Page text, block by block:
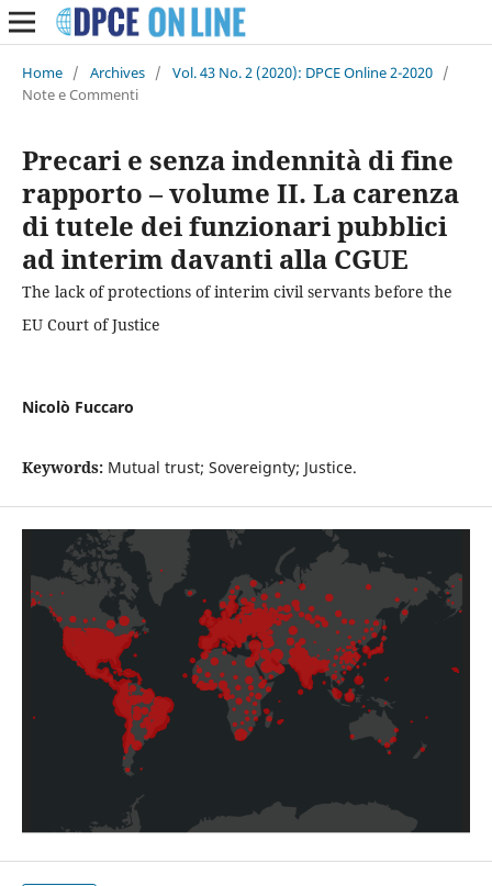
Home / Archives / Vol. 43 No. 2 (2020): DPCE Online 2-2020 /
Note e Commenti
Precari e senza indennità di fine
rapporto – volume II. La carenza
di tutele dei funzionari pubblici
ad interim davanti alla CGUE
The lack of protections of interim civil servants before the
EU Court of Justice
Nicolò Fuccaro
Keywords: Mutual trust; Sovereignty; Justice.